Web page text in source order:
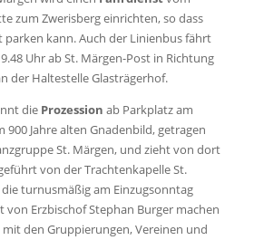
zum Zwerisberg einrichten, so dass
parken kann. Auch der Linienbus fährt
Uhr ab St. Märgen-Post in Richtung
der Haltestelle Glasträgerhof.
die Prozession ab Parkplatz am
900 Jahre alten Gnadenbild, getragen
St. Märgen, und zieht von dort
von der Trachtenkapelle St.
turnusmäßig am Einzugsonntag
von Erzbischof Stephan Burger machen
den Gruppierungen, Vereinen und